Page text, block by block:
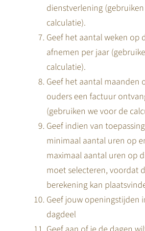
dienstverlening
calculatie).
Geef het aantal weken op
afnemen per jaar
calculatie).
Geef het aantal maanden
ouders een factuur
(gebruiken we voor de
Geef indien van
minimaal aantal uren op
maximaal aantal uren op
moet selecteren, voordat
berekening kan
Geef jouw openingstijden
dagdeel